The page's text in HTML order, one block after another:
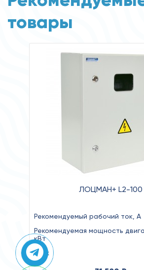
товары
ЛОЦМАН+ L2-100
Рекомендуемый рабочий ток, А
Рекомендуемая мощность
кВт
Пуск